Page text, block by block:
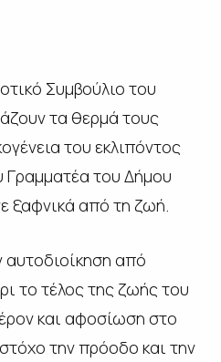
Συμβούλιο του
τα θερμά τους
του εκλιπόντος
Γραμματέα του Δήμου
ξαφνικά από τη ζωή.
από
το τέλος της ζωής του
και αφοσίωση στο
την πρόοδο και την